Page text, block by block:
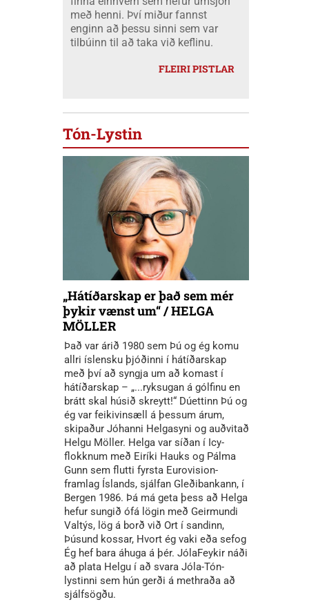
með henni. Því miður fannst
enginn að þessu sinni sem var
tilbúinn til að taka við keflinu.
FLEIRI PISTLAR
Tón-Lystin
„Hátíðarskap er það sem mér
þykir vænst um“ / HELGA
MÖLLER
Það var árið 1980 sem Þú og ég komu
allri íslensku þjóðinni í hátíðarskap
með því að syngja um að komast í
hátíðarskap – „...ryksugan á gólfinu en
brátt skal húsið skreytt!“ Dúettinn Þú og
ég var feikivinsæll á þessum árum,
skipaður Jóhanni Helgasyni og auðvitað
Helgu Möller. Helga var síðan í Icy-
flokknum með Eiríki Hauks og Pálma
Gunn sem flutti fyrsta Eurovision-
framlag Íslands, sjálfan Gleðibankann, í
Bergen 1986. Þá má geta þess að Helga
hefur sungið ófá lögin með Geirmundi
Valtýs, lög á borð við Ort í sandinn,
Þúsund kossar, Hvort ég vaki eða sefog
Ég hef bara áhuga á þér. JólaFeykir náði
að plata Helgu í að svara Jóla-Tón-
lystinni sem hún gerði á methraða að
sjálfsögðu.